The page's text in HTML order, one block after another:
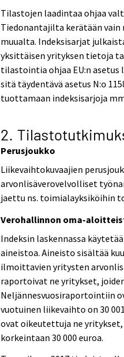
Tilastojen laadintaa ohjaa
Tiedonantajilta kerätään
muualta. Indeksisarjat
yksittäisen yrityksen tietoja
tilastointia ohjaa EU:n asetus
sitä täydentävä asetus N:o
tuottamaan indeksisarjoja
2.
Perusjoukko
Liikevaihtokuvaajien
arvonlisäverovelvolliset
jaettu ns. toimialayksiköihin
Verohallinnon oma-
Indeksin laskennassa
aineistoa. Aineisto sisältää
ilmoittavien yritysten
raportoivat ne yritykset,
Neljännesvuosiraportointiin
vuotuinen liikevaihto on 30
ovat oikeutettuja ne
korkeintaan 30 000 euroa.